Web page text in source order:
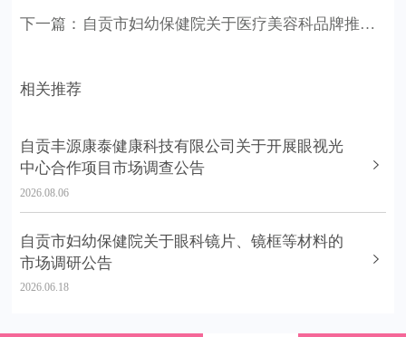
下一篇：
自贡市妇幼保健院关于医疗美容科品牌推广及学科宣传项目 市场调查公告（二次）
相关推荐
自贡丰源康泰健康科技有限公司关于开展眼视光
中心合作项目市场调查公告
2026.08.06
自贡市妇幼保健院关于眼科镜片、镜框等材料的
市场调研公告
2026.06.18